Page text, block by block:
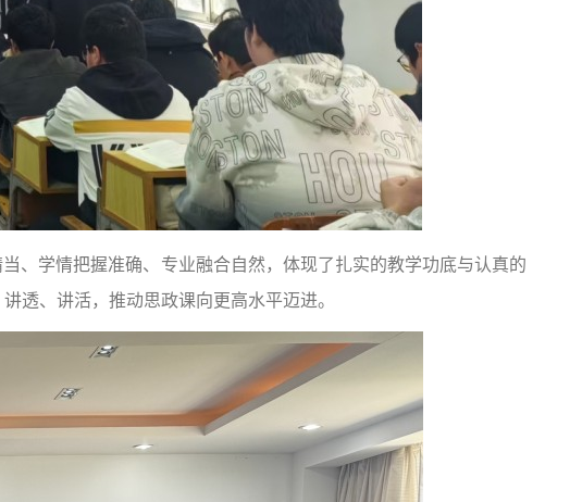
学情把握准确、专业融合自然，体现了扎实的教学功底与认真的
透、讲活，推动思政课向更高水平迈进。